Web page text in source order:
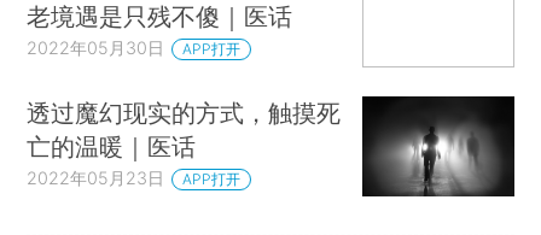
老境遇是只残不傻｜医话
2022年05月30日 APP打开
透过魔幻现实的方式，触摸死
亡的温暖｜医话
2022年05月23日 APP打开